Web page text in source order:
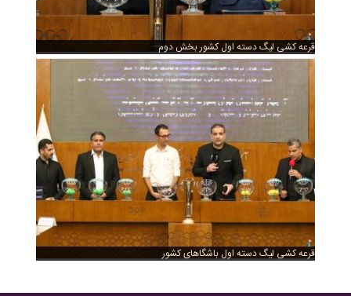
قرعه کشی لیگ دسته اول کشور بخش دوم
قرعه کشی لیگ دسته اول باشگاهای کشور